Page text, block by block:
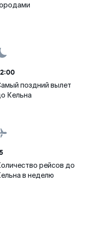
поздний вылет
Кельна
рейсов до
в неделю